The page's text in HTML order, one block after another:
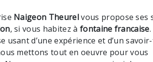
Naigeon Theurelvous propose ses
, si vous habitez à fontaine francaise.
usant d’une expérience et d’un
mettons tout en oeuvre pour vous